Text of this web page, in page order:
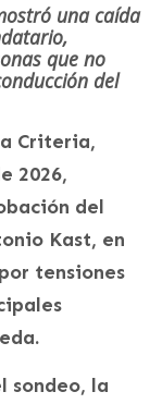
una caída
que no
del
Criteria,
2026,
del
Kast, en
tensiones
sondeo, la